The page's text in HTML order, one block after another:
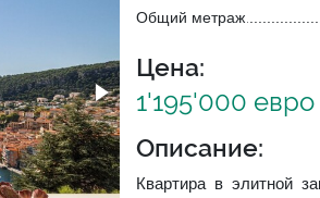
Общий метраж
Цена:
1'195'000 евро
Описание:
Квартира в элитной